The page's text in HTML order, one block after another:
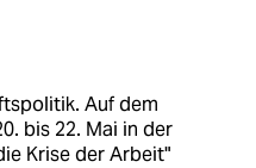
Auf dem
bis 22. Mai in der
Krise der Arbeit"